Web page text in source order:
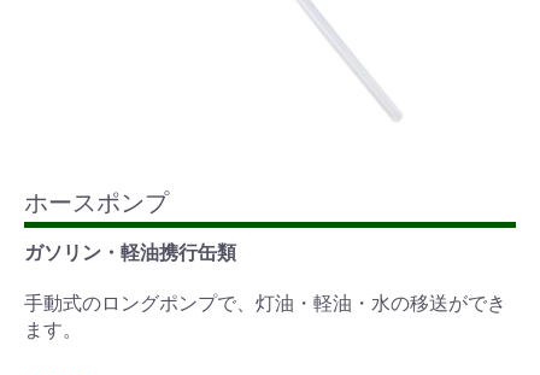
ホースポンプ
ガソリン・軽油携行缶類
手動式のロングポンプで、灯油・軽油・水の移送ができ
ます。